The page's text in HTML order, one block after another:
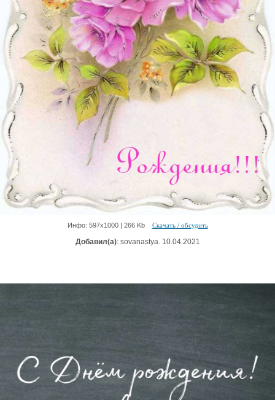
Инфо: 597х1000 | 266 Kb Скачать / обсудить
Добавил(а): sovanastya. 10.04.2021